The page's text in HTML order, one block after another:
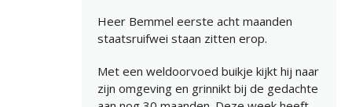
Heer Bemmel eerste acht maanden
staatsruifwei staan zitten erop.
Met een weldoorvoed buikje kijkt hij naar
zijn omgeving en grinnikt bij de gedachte